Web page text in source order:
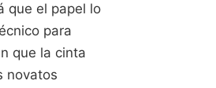
que el papel lo
para
que la cinta
novatos